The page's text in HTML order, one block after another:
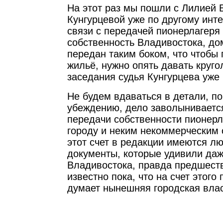
На этот раз мы пошли с Лилией
Кунгурцевой уже по другому
связи с передачей
собственность Владивостока,
передан таким боком, что чтобы
жильё, нужно опять давать
заседания судья Кунгурцева
Не будем вдаваться в детали,
убеждению, дело
передачи собственности
городу и неким некоммерческим
этот счет в редакции имеются
документы, которые удивили
Владивостока, правда
известно пока, что на счет этого
думает нынешняя городская